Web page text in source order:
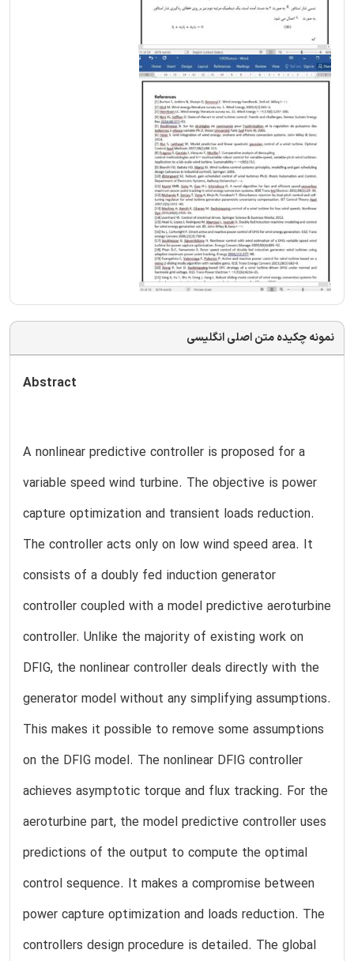
نمونه چکیده متن اصلی انگلیسی
Abstract
A nonlinear predictive controller is proposed for a
variable speed wind turbine. The objective is power
capture optimization and transient loads reduction.
The controller acts only on low wind speed area. It
consists of a doubly fed induction generator
controller coupled with a model predictive aeroturbine
controller. Unlike the majority of existing work on
DFIG, the nonlinear controller deals directly with the
generator model without any simplifying assumptions.
This makes it possible to remove some assumptions
on the DFIG model. The nonlinear DFIG controller
achieves asymptotic torque and flux tracking. For the
aeroturbine part, the model predictive controller uses
predictions of the output to compute the optimal
control sequence. It makes a compromise between
power capture optimization and loads reduction. The
controllers design procedure is detailed. The global